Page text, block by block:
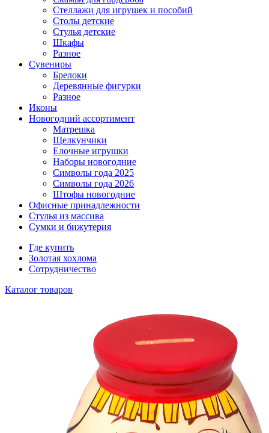
Стеллажи для игрушек и пособий
Столы детские
Стулья детские
Шкафы
Разное
Сувениры
Брелоки
Деревянные фигурки
Разное
Иконы
Новогодний ассортимент
Матрешка
Щелкунчики
Елочные игрушки
Наборы новогодние
Символы года 2025
Символы года 2026
Штофы новогодние
Офисные принадлежности
Стулья из массива
Сумки и бижутерия
Где купить
Золотая хохлома
Сотрудничество
Каталог товаров